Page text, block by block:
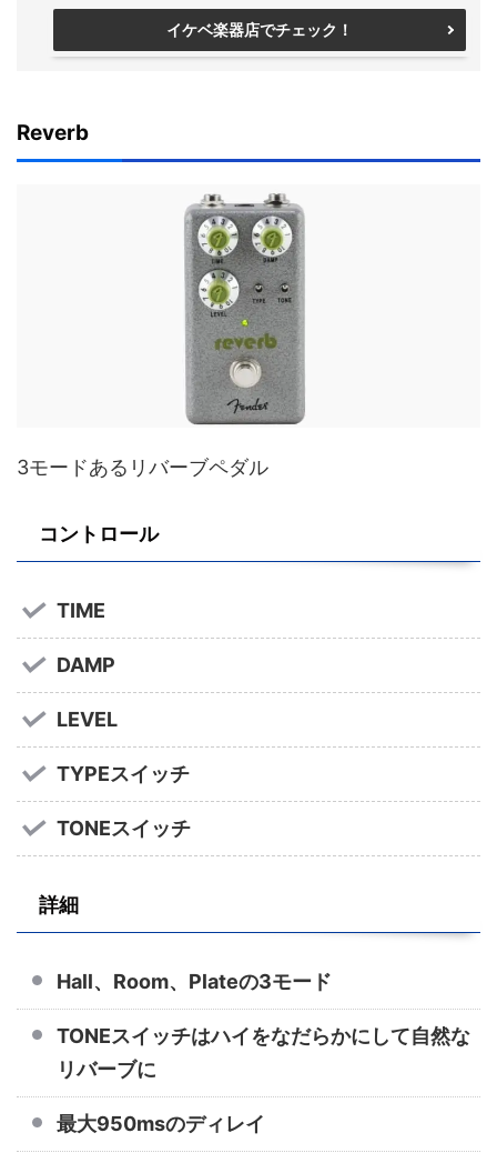
イケベ楽器店でチェック！
Reverb
3モードあるリバーブペダル
コントロール
TIME
DAMP
LEVEL
TYPEスイッチ
TONEスイッチ
詳細
Hall、Room、Plateの3モード
TONEスイッチはハイをなだらかにして自然な
リバーブに
最大950msのディレイ